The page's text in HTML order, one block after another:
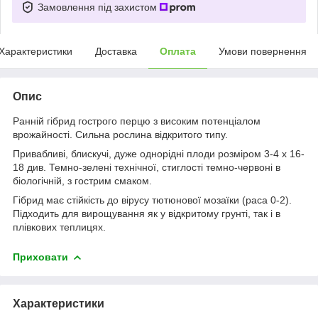
Замовлення під захистом
Доставка Оплата Умови повернення
Опис
Ранній гібрид гострого перцю з високим потенціалом
врожайності. Сильна рослина відкритого типу.
Привабливі, блискучі, дуже однорідні плоди розміром 3-4 х 16-
18 див. Темно-зелені технічної, стиглості темно-червоні в
біологічній, з гострим смаком.
Гібрид має стійкість до вірусу тютюнової мозаїки (раса 0-2).
Підходить для вирощування як у відкритому грунті, так і в
плівкових теплицях.
Приховати
Характеристики